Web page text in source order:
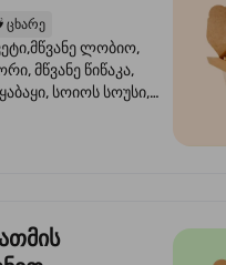
ცხარე
ლობიო,
მწვანე წიწაკა,
სოიოს სოუსი,
სოუსი, მწვანე ხახვი,